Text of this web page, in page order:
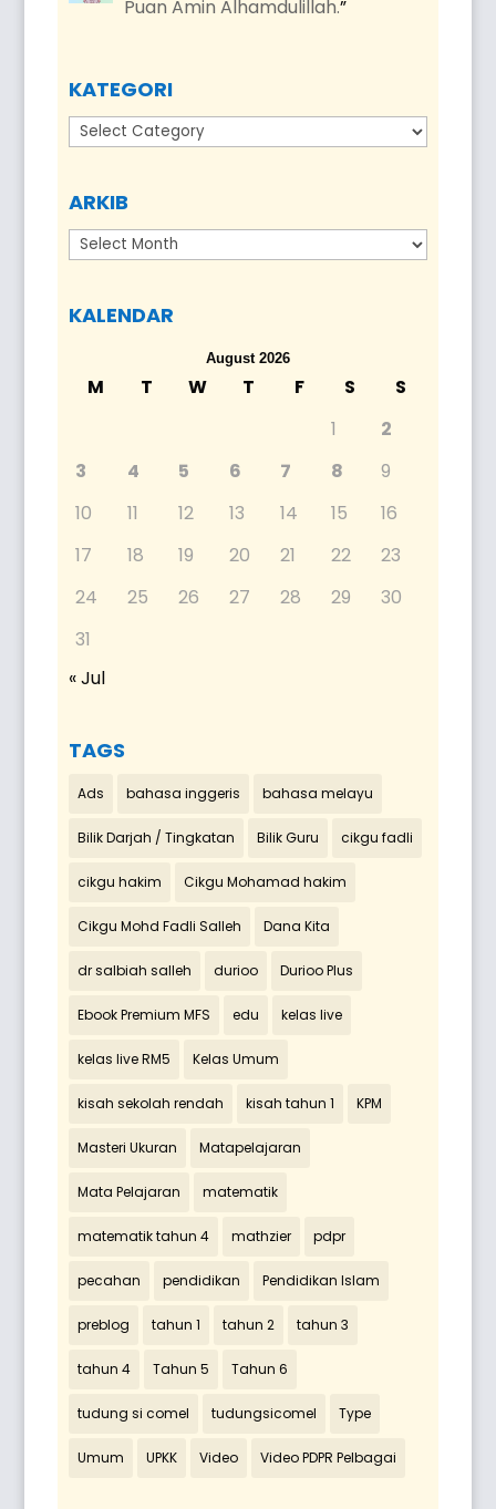
Puan Amin Alhamdulillah.”
KATEGORI
Kategori
ARKIB
Arkib
KALENDAR
August 2026
M T W T F S
S
1
2
3
4 5 6 7 8
9
10
11 12 13 14 15
16
17
18 19 20 21 22
23
24
25 26 27 28 29
30
31
« Jul
TAGS
Ads bahasa inggeris bahasa melayu
Bilik Darjah / Tingkatan Bilik Guru cikgu fadli
cikgu hakim Cikgu Mohamad hakim
Cikgu Mohd Fadli Salleh Dana Kita
dr salbiah salleh durioo Durioo Plus
Ebook Premium MFS edu kelas live
kelas live RM5 Kelas Umum
kisah sekolah rendah kisah tahun 1 KPM
Masteri Ukuran Matapelajaran
Mata Pelajaran matematik
matematik tahun 4 mathzier pdpr
pecahan pendidikan Pendidikan Islam
preblog tahun 1 tahun 2 tahun 3
tahun 4 Tahun 5 Tahun 6
tudung si comel tudungsicomel Type
Umum UPKK Video Video PDPR Pelbagai